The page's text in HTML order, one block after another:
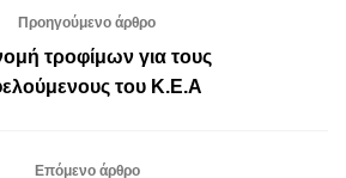
Προηγούμενο άρθρο
τροφίμων για τους
του Κ.Ε.Α
Επόμενο άρθρο